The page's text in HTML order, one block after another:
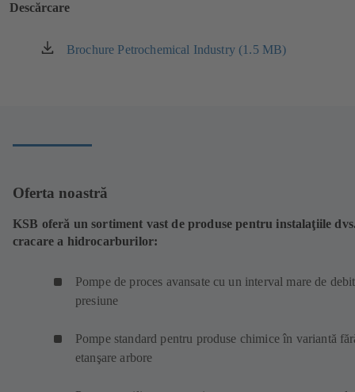
nouă)
Descărcare
Brochure Petrochemical Industry (1.5 MB)
(se
Oferta noastră
KSB oferă un sortiment vast de produse pentru instalaţiile
cracare a hidrocarburilor:
Pompe de proces avansate cu un interval mare de
presiune
Pompe standard pentru produse chimice în variantă
etanşare arbore